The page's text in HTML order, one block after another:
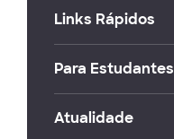
Links Rápidos
Para Estudantes
Atualidade